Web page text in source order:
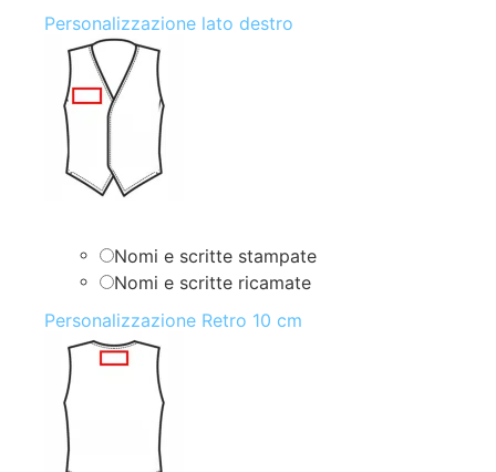
Personalizzazione lato destro
Nomi e scritte stampate
Nomi e scritte ricamate
Personalizzazione Retro 10 cm